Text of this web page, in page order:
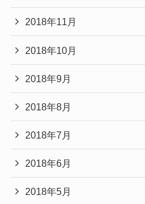
2018年11月
2018年10月
2018年9月
2018年8月
2018年7月
2018年6月
2018年5月